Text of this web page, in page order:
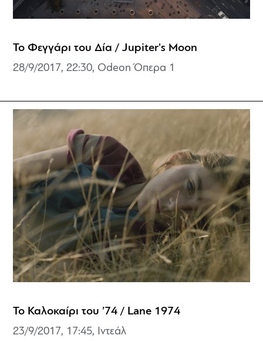
Το Φεγγάρι του Δία / Jupiter's Moon
28/9/2017, 22:30, Odeon Όπερα 1
Το Καλοκαίρι του ’74 / Lane 1974
23/9/2017, 17:45, Ιντεάλ